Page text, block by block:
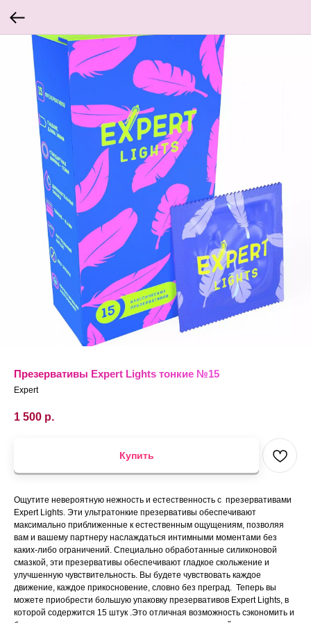
Презервативы Expert Lights тонкие №15
Expert
1 500 р.
Купить
Ощутите невероятную нежность и естественность с презервативами
Expert Lights. Эти ультратонкие презервативы обеспечивают
максимально приближенные к естественным ощущениям, позволяя
вам и вашему партнеру наслаждаться интимными моментами без
каких-либо ограничений. Специально обработанные силиконовой
смазкой, эти презервативы обеспечивают гладкое скольжение и
улучшенную чувствительность. Вы будете чувствовать каждое
движение, каждое прикосновение, словно без преград. Теперь вы
можете приобрести большую упаковку презервативов Expert Lights, в
которой содержится 15 штук .Это отличная возможность сэкономить и